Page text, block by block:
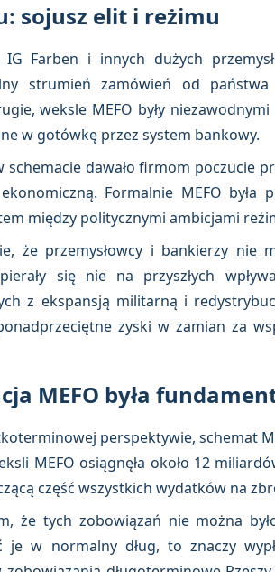
sojusz elit i reżimu
IG Farben i innych dużych
strumień zamówień od
weksle MEFO były
w gotówkę przez system bankowy.
dawało firmom poczucie
Formalnie MEFO
między politycznymi ambicjami
że przemysłowcy i bankierzy
się nie na przyszłych
z ekspansją militarną i
zyski w zamian za
MEFO była
perspektywie, schemat
MEFO osiągnęła około 12
część wszystkich wydatków na
że tych zobowiązań nie można
je w normalny dług, to znaczy